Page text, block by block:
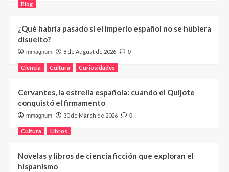
Blog
¿Qué habría pasado si el imperio español no se hubiera
disuelto?
mmagnum 8 de August de 2026 0
Ciencia Cultura Curiosidades
Cervantes, la estrella española: cuando el Quijote
conquistó el firmamento
mmagnum 30 de March de 2026 0
Cultura Libros
Novelas y libros de ciencia ficción que exploran el
hispanismo